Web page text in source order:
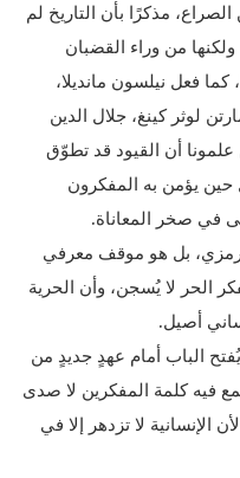
مذكرًا بأن التاريخ لم
من وراء القضبان
فعل نيلسون مانديلا،
لوثر كينغ، جلال الدين
علمونا أن القيود قد تطوّق
حين يؤمن به المفكرون
في صخر المعاناة.
رمزي، بل هو موقف معرفي
الحر لا يُسجن، وأن الحرية
أصيل.
الباب أمام عهدٍ جديدٍ من
فيه كلمة المفكرين لا صدى
الإنسانية لا تزدهر إلا في